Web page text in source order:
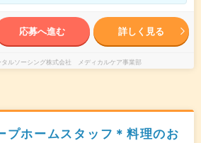
応募へ進む 詳しく見る
タルソーシング株式会社 メディカルケア事業部
プホームスタッフ＊料理のお